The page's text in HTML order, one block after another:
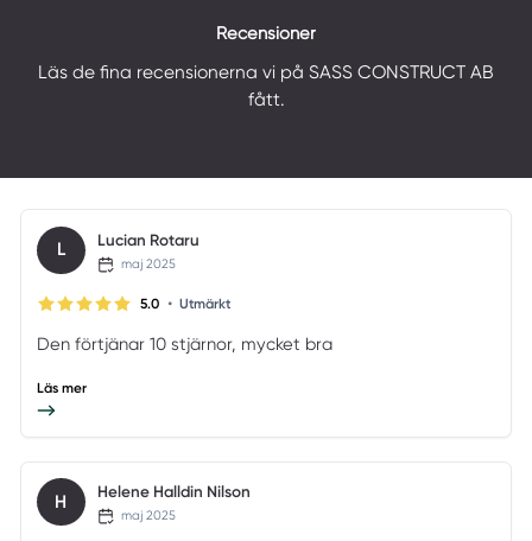
Recensioner
Läs de fina recensionerna vi på SASS CONSTRUCT AB
fått.
L Lucian Rotaru
maj 2025
5.0 • Utmärkt
Den förtjänar 10 stjärnor, mycket bra
Läs mer
H Helene Halldin Nilson
maj 2025